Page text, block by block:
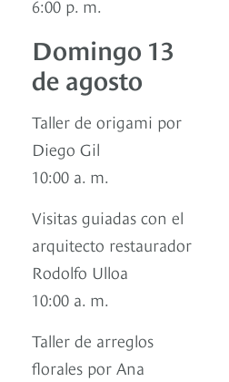
6:00 p. m.
Domingo 13
de agosto
Taller de origami por
Diego Gil
10:00 a. m.
Visitas guiadas con el
arquitecto restaurador
Rodolfo Ulloa
10:00 a. m.
Taller de arreglos
florales por Ana